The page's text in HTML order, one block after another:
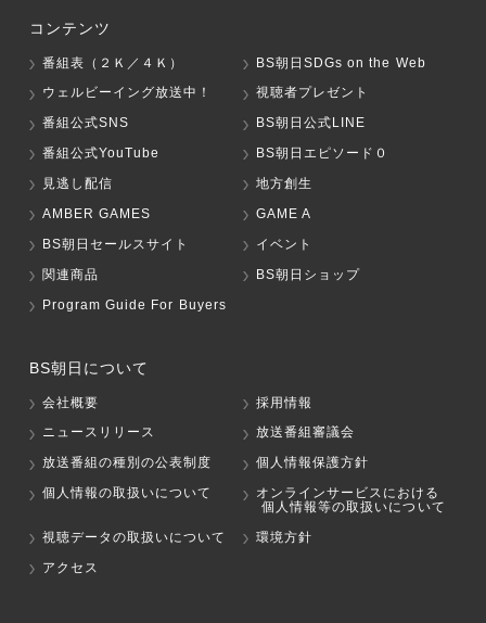
コンテンツ
番組表（２Ｋ／４Ｋ）
BS朝日SDGs on the Web
ウェルビーイング放送中！
視聴者プレゼント
番組公式SNS
BS朝日公式LINE
番組公式YouTube
BS朝日エピソード０
見逃し配信
地方創生
AMBER GAMES
GAME A
BS朝日セールスサイト
イベント
関連商品
BS朝日ショップ
Program Guide For Buyers
BS朝日について
会社概要
採用情報
ニュースリリース
放送番組審議会
放送番組の種別の公表制度
個人情報保護方針
個人情報の取扱いについて
オンラインサービスにおける
個人情報等の取扱いについて
視聴データの取扱いについて
環境方針
アクセス